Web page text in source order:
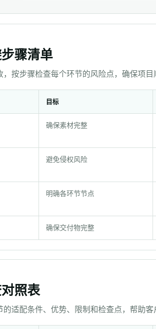
骤清单
按步骤检查每个环节的风险点，确保项目
目标
确保素材完整
避免侵权风险
明确各环节节点
确保交付物完整
照表
适配条件、优势、限制和检查点，帮助客